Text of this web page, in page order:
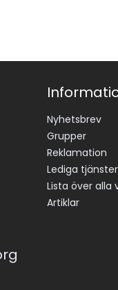
Nyhetsbrev
Grupper
Reklamation
Lediga tjänster
Lista över alla
Artiklar